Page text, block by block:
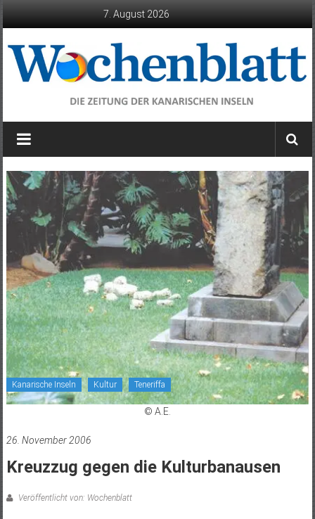
7. August 2026
Wochenblatt
die
der
Kanarischen
Inseln
Kanarische Inseln Kultur Teneriffa
© A.E.
26. November 2006
Kreuzzug gegen die Kulturbanausen
Veröffentlicht von: Wochenblatt